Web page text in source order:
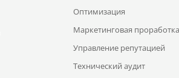
Оптимизация
Маркетинговая проработка
Управление репутацией
Технический аудит